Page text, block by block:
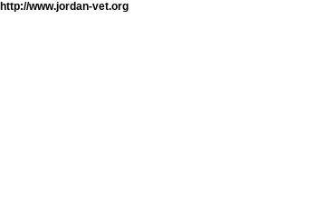
http://www.jordan-vet.org